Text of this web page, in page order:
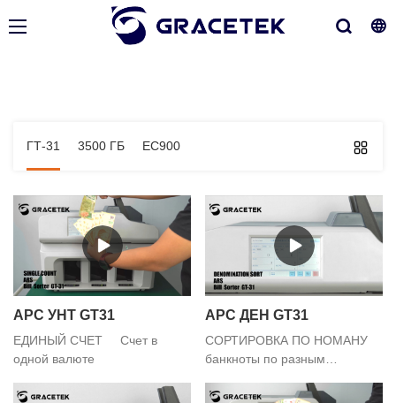
ГТ-31 3500 ГБ ЕС900
АРС УНТ GT31
ЕДИНЫЙ СЧЕТ Счет в
одной валюте
АРС ДЕН GT31
СОРТИРОВКА ПО НОМАНУ
банкноты по разным